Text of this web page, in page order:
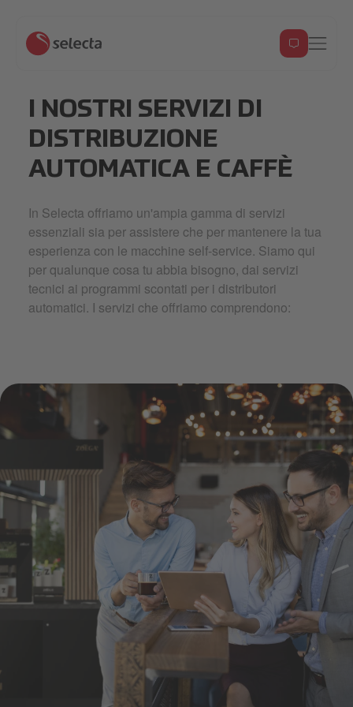
I NOSTRI SERVIZI DI
DISTRIBUZIONE
AUTOMATICA E CAFFÈ
In Selecta offriamo un'ampia gamma di servizi
essenziali sia per assistere che per mantenere la tua
esperienza con le macchine self-service. Siamo qui
per qualunque cosa tu abbia bisogno, dai servizi
tecnici ai programmi scontati per i distributori
automatici. I servizi che offriamo comprendono: